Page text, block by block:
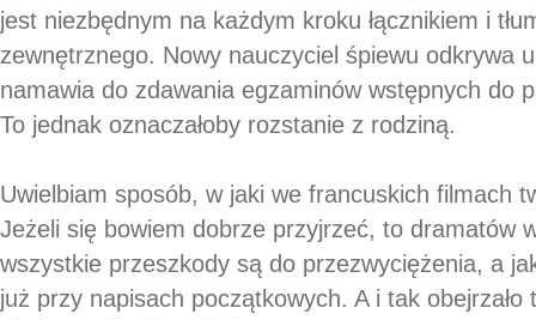
jest niezbędnym na każdym kroku łącznikiem i
zewnętrznego. Nowy nauczyciel śpiewu odkrywa
namawia do zdawania egzaminów wstępnych do
To jednak oznaczałoby rozstanie z rodziną.
Uwielbiam sposób, w jaki we francuskich filmach
Jeżeli się bowiem dobrze przyjrzeć, to dramatów
wszystkie przeszkody są do przezwyciężenia, a
już przy napisach początkowych. A i tak